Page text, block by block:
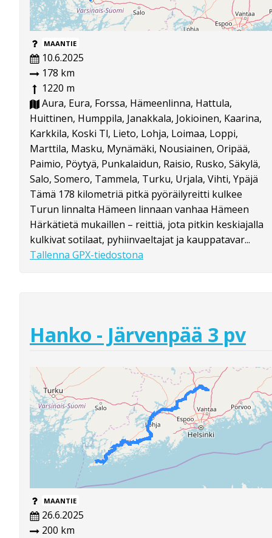
MAANTIE
10.6.2025
178 km
1220 m
Aura, Eura, Forssa, Hämeenlinna, Hattula,
Huittinen, Humppila, Janakkala, Jokioinen, Kaarina,
Karkkila, Koski Tl, Lieto, Lohja, Loimaa, Loppi,
Marttila, Masku, Mynämäki, Nousiainen, Oripää,
Paimio, Pöytyä, Punkalaidun, Raisio, Rusko, Säkylä,
Salo, Somero, Tammela, Turku, Urjala, Vihti, Ypäjä
Tämä 178 kilometriä pitkä pyöräilyreitti kulkee
Turun linnalta Hämeen linnaan vanhaa Hämeen
Härkätietä mukaillen – reittiä, jota pitkin keskiajalla
kulkivat sotilaat, pyhiinvaeltajat ja kauppatavar...
Tallenna GPX-tiedostona
Hanko - Järvenpää 3 pv
MAANTIE
26.6.2025
200 km